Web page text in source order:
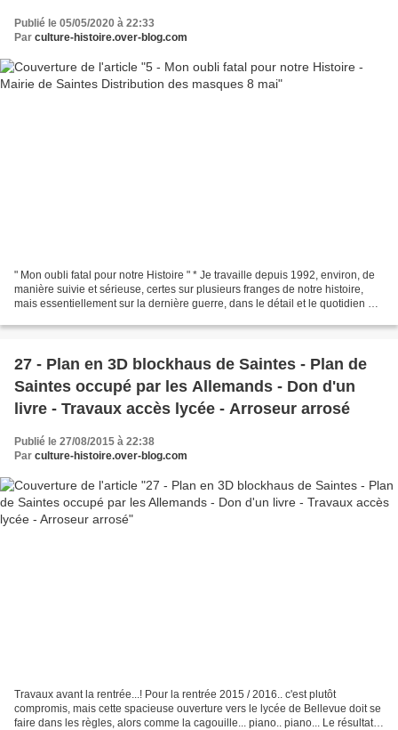
Publié le 05/05/2020 à 22:33
Par culture-histoire.over-blog.com
" Mon oubli fatal pour notre Histoire " * Je travaille depuis 1992, environ, de
manière suivie et sérieuse, certes sur plusieurs franges de notre histoire,
mais essentiellement sur la dernière guerre, dans le détail et le quotidien de
27 - Plan en 3D blockhaus de Saintes - Plan de
Saintes occupé par les Allemands - Don d'un
livre - Travaux accès lycée - Arroseur arrosé
Publié le 27/08/2015 à 22:38
Par culture-histoire.over-blog.com
Travaux avant la rentrée...! Pour la rentrée 2015 / 2016.. c'est plutôt
compromis, mais cette spacieuse ouverture vers le lycée de Bellevue doit se
faire dans les règles, alors comme la cagouille... piano.. piano... Le résultat